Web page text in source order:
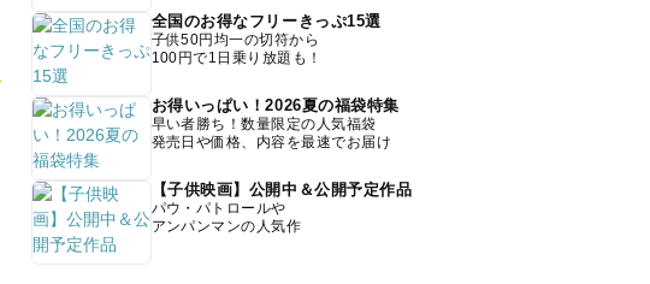
全国のお得なフリーきっぷ15選
子供50円均一の切符から
100円で1日乗り放題も！
お得いっぱい！2026夏の福袋特集
早い者勝ち！数量限定の人気福袋
発売日や価格、内容を最速でお届け
【子供映画】公開中＆公開予定作品
パウ・パトロールや
アンパンマンの人気作